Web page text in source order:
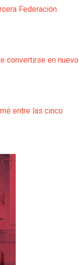
Federación
convertirse en nuevo
entre las cinco